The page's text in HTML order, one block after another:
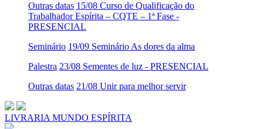
Outras datas 15/08 Curso de Qualificação do
Trabalhador Espírita – CQTE – 1ª Fase -
PRESENCIAL
Seminário 19/09 Seminário As dores da alma
Palestra 23/08 Sementes de luz - PRESENCIAL
Outras datas 21/08 Unir para melhor servir
LIVRARIA MUNDO ESPÍRITA